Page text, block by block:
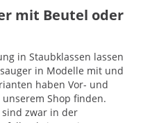
mit Beutel oder
in Staubklassen lassen
in Modelle mit und
haben Vor- und
Shop finden.
zwar in der